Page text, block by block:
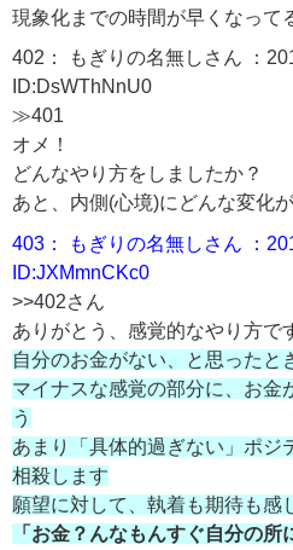
現象化までの時間が早くなって
402： もぎりの名無しさん ：
ID:DsWThNnU0
≫401
オメ！
どんなやり方をしましたか？
あと、内側(心境)にどんな変化
403： もぎりの名無しさん ：
ID:JXMmnCKc0
>>402さん
ありがとう、感覚的なやり方で
自分のお金がない、と思ったと
マイナスな感覚の部分に、お金
う
あまり「具体的過ぎない」ポジ
相殺します
願望に対して、執着も期待も感
「お金？んなもんすぐ自分の所